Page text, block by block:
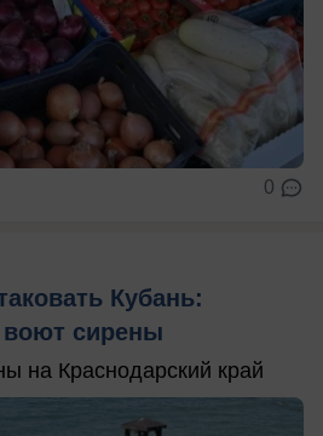
0
Кубань:
сирены
на Краснодарский край